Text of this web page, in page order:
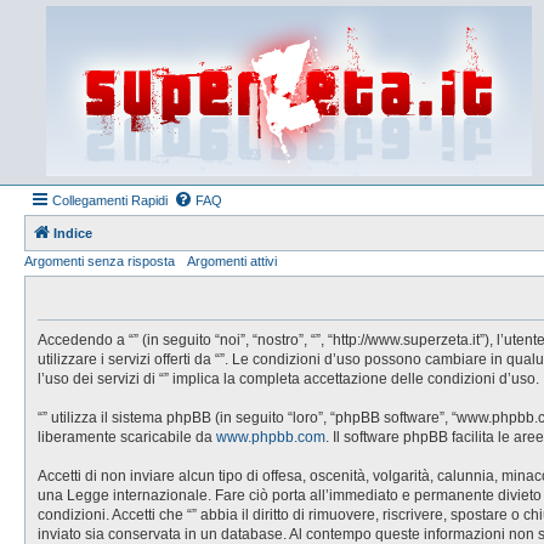
Collegamenti Rapidi FAQ
Indice
Argomenti senza risposta
Argomenti attivi
Accedendo a “” (in seguito “noi”, “nostro”, “”, “http://www.superzeta.it”),
utilizzare i servizi offerti da “”. Le condizioni d’uso possono cambiare in
l’uso dei servizi di “” implica la completa accettazione delle condizioni d’uso.
“” utilizza il sistema phpBB (in seguito “loro”, “phpBB software”,
liberamente scaricabile da www.phpbb.com. Il software phpBB facilita le
Accetti di non inviare alcun tipo di offesa, oscenità, volgarità, calunnia,
una Legge internazionale. Fare ciò porta all’immediato e permanente
condizioni. Accetti che “” abbia il diritto di rimuovere, riscrivere, spostare o
inviato sia conservata in un database. Al contempo queste informazioni